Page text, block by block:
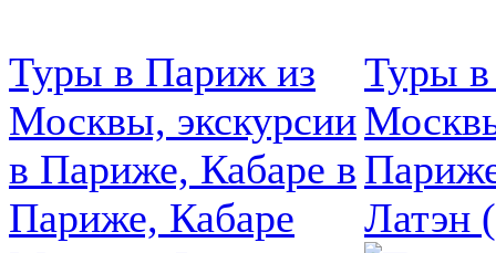
Туры в Париж из
Москвы, экскурсии
в Париже, Кабаре в
Париже, Кабаре
Туры
Латэн